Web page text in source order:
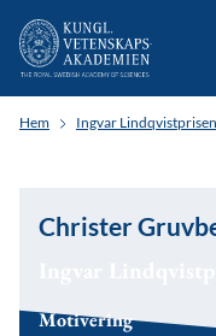
Hem Ingvar Lindqvistprisen
Christer
Motivering